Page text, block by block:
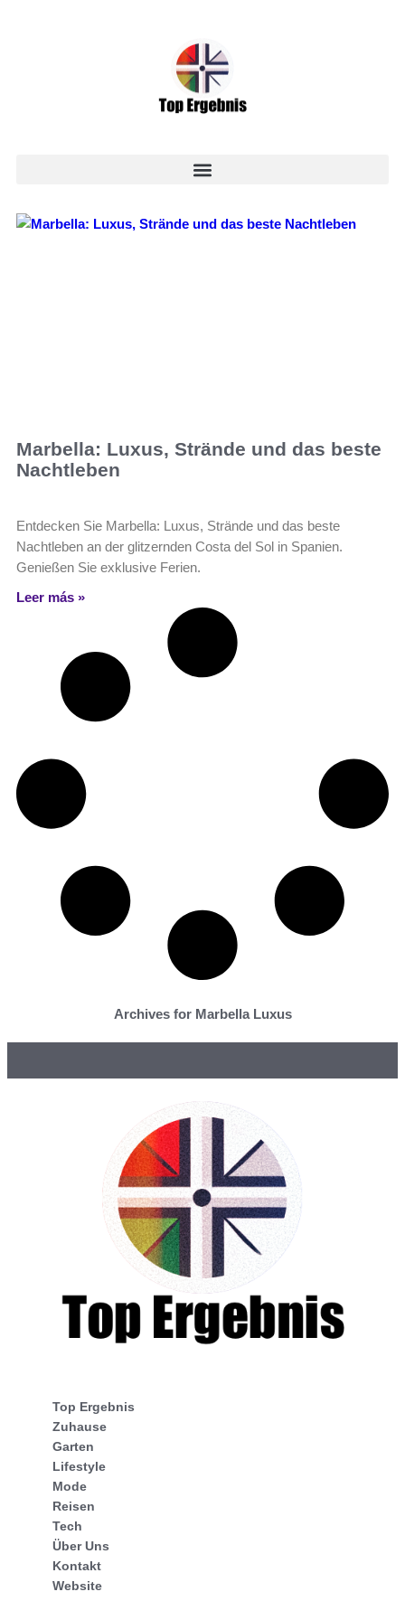
Marbella: Luxus, Strände und das beste
Nachtleben
Entdecken Sie Marbella: Luxus, Strände und das beste
Nachtleben an der glitzernden Costa del Sol in Spanien.
Genießen Sie exklusive Ferien.
Leer más »
Archives for Marbella Luxus
Top Ergebnis
Zuhause
Garten
Lifestyle
Mode
Reisen
Tech
Über Uns
Kontakt
Website